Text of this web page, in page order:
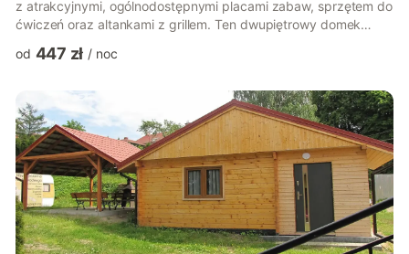
z atrakcyjnymi, ogólnodostępnymi placami zabaw, sprzętem do
ćwiczeń oraz altankami z grillem. Ten dwupiętrowy domek
praktycznie urządzony. Na parterze znajduje się salon
piętrze znajdują się dwie oddzielne sypialnie. Taras
wyposażony jest w meble ogrodowe oraz sprzęt do grillowania.
Do dyspozycji gości są leżaki. ...
od 447 zł / noc